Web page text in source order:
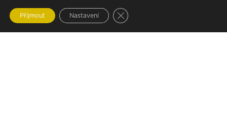
Přijmout Nastavení Zavřít cookie lištu GDPR